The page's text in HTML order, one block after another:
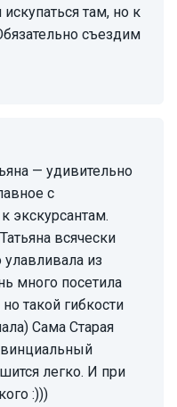
там, но к
съездим
с
экскурсантам.
всячески
улавливала из
много посетила
такой гибкости
Сама Старая
легко. И при
:)))